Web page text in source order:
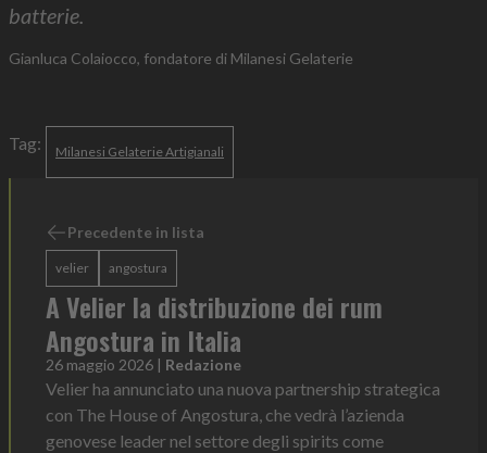
batterie.
Gianluca Colaiocco, fondatore di Milanesi Gelaterie
Tag: Milanesi Gelaterie Artigianali
Precedente in lista
velier angostura
A Velier la distribuzione dei rum
Angostura in Italia
26 maggio 2026 | Redazione
Velier ha annunciato una nuova partnership strategica
con The House of Angostura, che vedrà l’azienda
genovese leader nel settore degli spirits come